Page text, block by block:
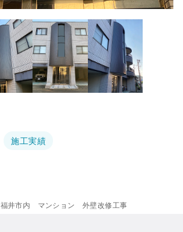
施工実績
福井市内 マンション 外壁改修工事